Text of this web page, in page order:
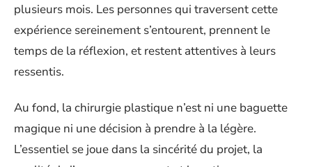
plusieurs mois. Les personnes qui traversent cette
expérience sereinement s’entourent, prennent le
temps de la réflexion, et restent attentives à leurs
ressentis.
Au fond, la chirurgie plastique n’est ni une baguette
magique ni une décision à prendre à la légère.
L’essentiel se joue dans la sincérité du projet, la